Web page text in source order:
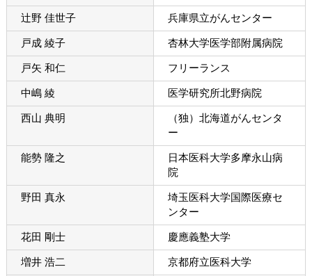
辻野 佳世子 兵庫県立がんセンター
戸成 綾子 杏林大学医学部附属病院
戸矢 和仁 フリーランス
中嶋 綾 医学研究所北野病院
西山 典明
（独）北海道がんセンタ
ー
能勢 隆之
日本医科大学多摩永山病
院
野田 真永
埼玉医科大学国際医療セ
ンター
花田 剛士 慶應義塾大学
増井 浩二 京都府立医科大学